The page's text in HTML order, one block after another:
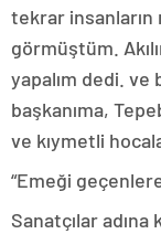
tekrar
görmüştüm.
yapalım dedi. ve
başkanıma,
ve kıymetli
“Emeği
Sanatçılar